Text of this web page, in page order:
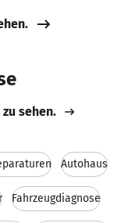
sehen.
Autohaus
Fahrzeugdiagnose